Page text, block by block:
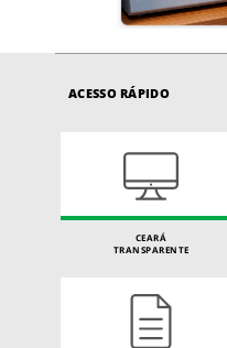
ACESSO RÁPIDO
CEARÁ
TRANSPARENTE